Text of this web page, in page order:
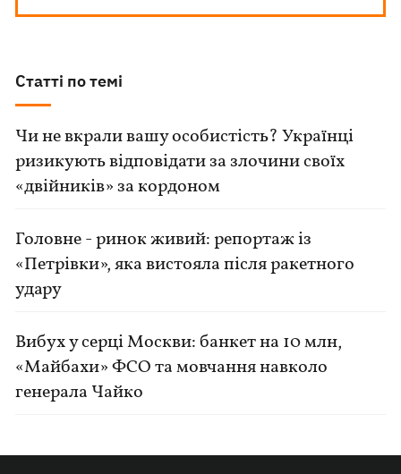
Статті по темі
Чи не вкрали вашу особистість? Українці
ризикують відповідати за злочини своїх
«двійників» за кордоном
Головне - ринок живий: репортаж із
«Петрівки», яка вистояла після ракетного
удару
Вибух у серці Москви: банкет на 10 млн,
«Майбахи» ФСО та мовчання навколо
генерала Чайко